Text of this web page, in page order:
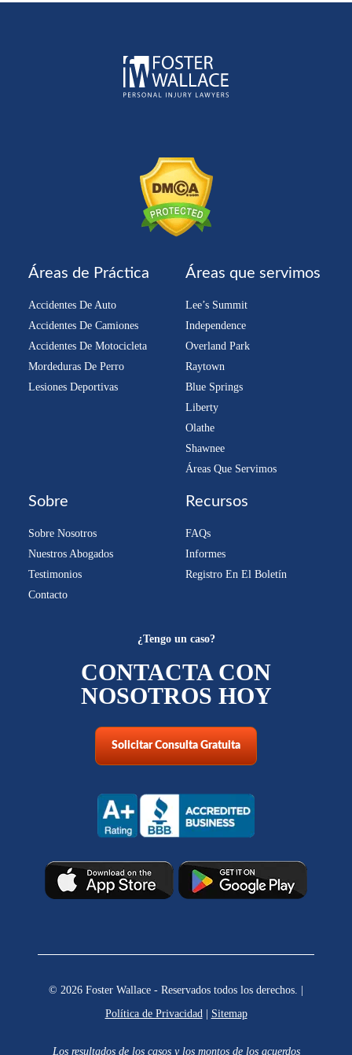
Áreas de Práctica
Accidentes De Auto
Accidentes De Camiones
Accidentes De Motocicleta
Mordeduras De Perro
Lesiones Deportivas
Áreas que servimos
Lee’s Summit
Independence
Overland Park
Raytown
Blue Springs
Liberty
Olathe
Shawnee
Áreas Que Servimos
Sobre
Sobre Nosotros
Nuestros Abogados
Testimonios
Contacto
Recursos
FAQs
Informes
Registro En El Boletín
¿Tengo un caso?
CONTACTA CON
NOSOTROS HOY
Solicitar Consulta Gratuita
© 2026 Foster Wallace - Reservados todos los derechos. |
Política de Privacidad| Sitemap
Los resultados de los casos y los montos de los acuerdos